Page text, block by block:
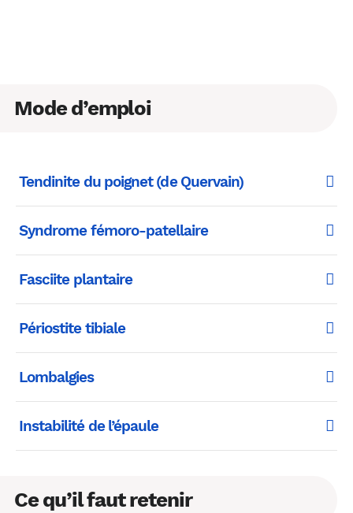
Mode d’emploi
Tendinite du poignet (de Quervain)
Syndrome fémoro-patellaire
Fasciite plantaire
Périostite tibiale
Lombalgies
Instabilité de l’épaule
Ce qu’il faut retenir